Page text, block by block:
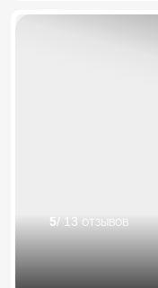
5/ 13 отзывов